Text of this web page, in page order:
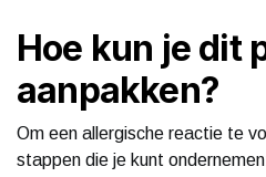
Hoe kun je dit
aanpakken?
Om een allergische reactie te
stappen die je kunt